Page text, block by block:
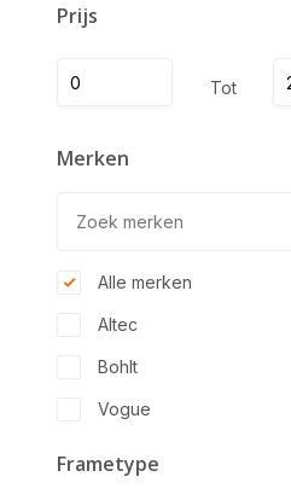
Prijs
Tot
Merken
Alle merken
Altec
Bohlt
Vogue
Frametype